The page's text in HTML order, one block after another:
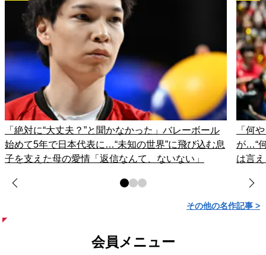
「絶対に“大丈夫？”と聞かなかった」バレーボール
始めて5年で日本代表に…“未知の世界”に飛び込む息
子を支えた母の愛情「返信なんて、ないない」
「何
が…“
は言
その他の名作記事 >
会員メニュー